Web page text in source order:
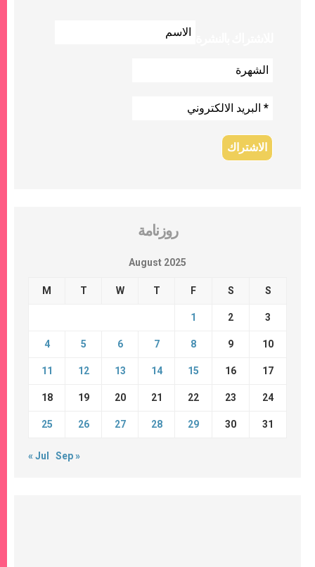
روزنامة
August 2025
M T W T F S S
1 2 3
4 5 6 7 8 9 10
11 12 13 14 15 16 17
18 19 20 21 22 23 24
25 26 27 28 29 30 31
« Jul Sep »